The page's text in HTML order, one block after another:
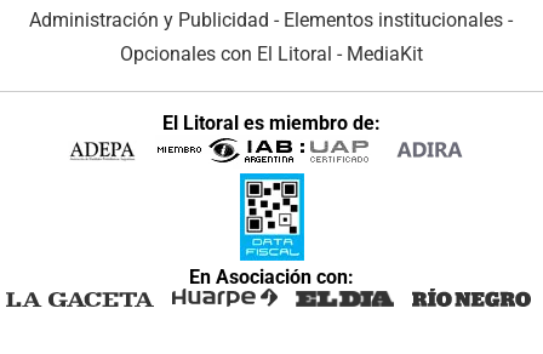
Administración y Publicidad - Elementos institucionales -
Opcionales con El Litoral - MediaKit
El Litoral es miembro de:
En Asociación con: